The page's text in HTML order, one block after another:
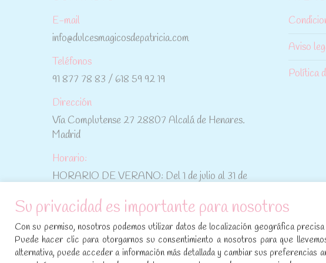
E-mail
info@dulcesmagicosdepatricia.com
Teléfonos
91 877 78 83 / 618 59 92 19
Dirección
Vía Complutense 27 28807 Alcalá de Henares.
Madrid
Horario:
HORARIO DE VERANO: Del 1 de julio al 31 de
Aviso
Política
No te pierdas las promociones y novedades,
suscríbete a nuestra newsletter:
Su privacidad es importante para nosotros
Con su permiso, nosotros podemos utilizar datos de localización geográfica
Puede hacer clic para otorgarnos su consentimiento a nosotros para que
alternativa, puede acceder a información más detallada y cambiar sus